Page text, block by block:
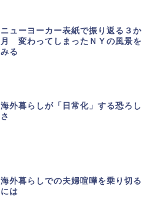
ニューヨーカー表紙で振り返る３か
月 変わってしまったＮＹの風景を
みる
海外暮らしが「日常化」する恐ろし
さ
海外暮らしでの夫婦喧嘩を乗り切る
には